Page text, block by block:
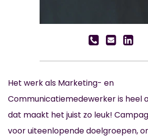
Het werk als Marketing- en
Communicatiemedewerker is heel
dat maakt het juist zo leuk!
voor uiteenlopende doelgroepen,